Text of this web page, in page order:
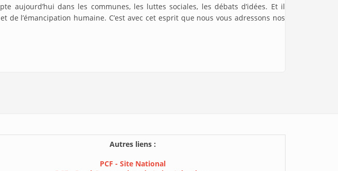
aujourd’hui dans les communes, les luttes sociales, les débats d’idées. Et il
l’émancipation humaine. C’est avec cet esprit que nous vous adressons nos
Autres liens :
PCF - Site National